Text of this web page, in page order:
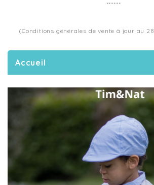
******
(Conditions générales de vente à jour au
Accueil